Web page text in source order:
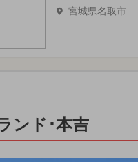
宮城県名取市
ンド･本吉